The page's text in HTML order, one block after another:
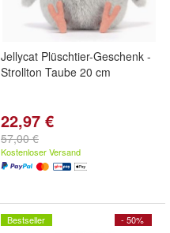
Jellycat Plüschtier-Geschenk -
Strollton Taube 20 cm
22,97 €
57,00 €
Kostenloser Versand
- 50%
Bestseller